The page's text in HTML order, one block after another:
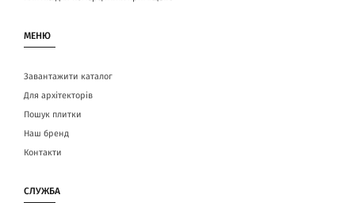
МЕНЮ
Завантажити каталог
Для архітекторів
Пошук плитки
Наш бренд
Контакти
СЛУЖБА